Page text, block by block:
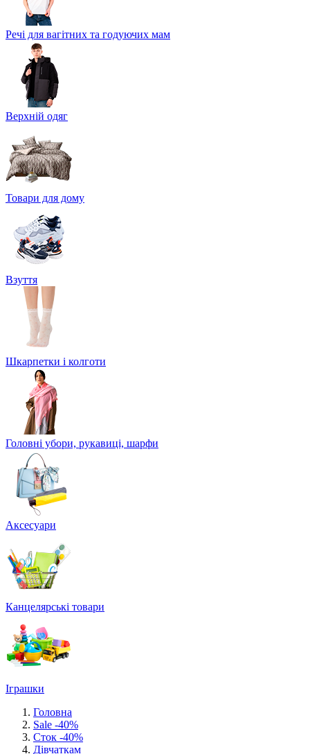
Речі для вагітних та годуючих мам
Верхній одяг
Товари для дому
Взуття
Шкарпетки і колготи
Головні убори, рукавиці, шарфи
Аксесуари
Канцелярські товари
Іграшки
Головна
Sale -40%
Сток -40%
Дівчаткам